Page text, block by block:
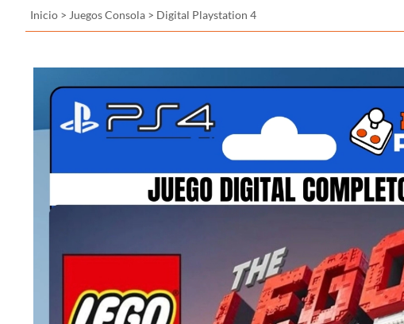
Inicio > Juegos Consola > Digital Playstation 4